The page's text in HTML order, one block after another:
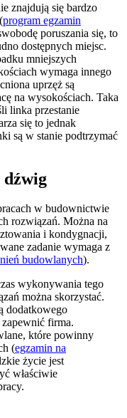
znajdują się bardzo
program egzamin
poruszania się, to
dostępnych miejsc.
mniejszych
wymaga innego
uprzęż są
na wysokościach. Taka
linka przestanie
się to jednak
są w stanie podtrzymać
dźwig
w budownictwie
rozwiązań. Można na
i kondygnacji,
zadanie wymaga z
budowlanych).
wykonywania tego
można skorzystać.
dodatkowego
firma.
które powinny
(egzamin na
życie jest
właściwie